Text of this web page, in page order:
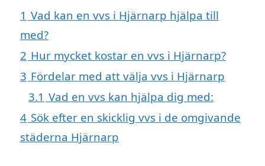
1 Vad kan en vvs i Hjärnarp hjälpa till
med?
2 Hur mycket kostar en vvs i Hjärnarp?
3 Fördelar med att välja vvs i Hjärnarp
3.1 Vad en vvs kan hjälpa dig med:
4 Sök efter en skicklig vvs i de omgivande
städerna Hjärnarp